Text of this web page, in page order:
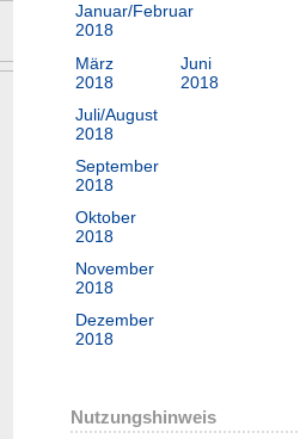
Januar/Februar
2018
März
2018
Juni
2018
Juli/August
2018
September
2018
Oktober
2018
November
2018
Dezember
2018
Nutzungshinweis